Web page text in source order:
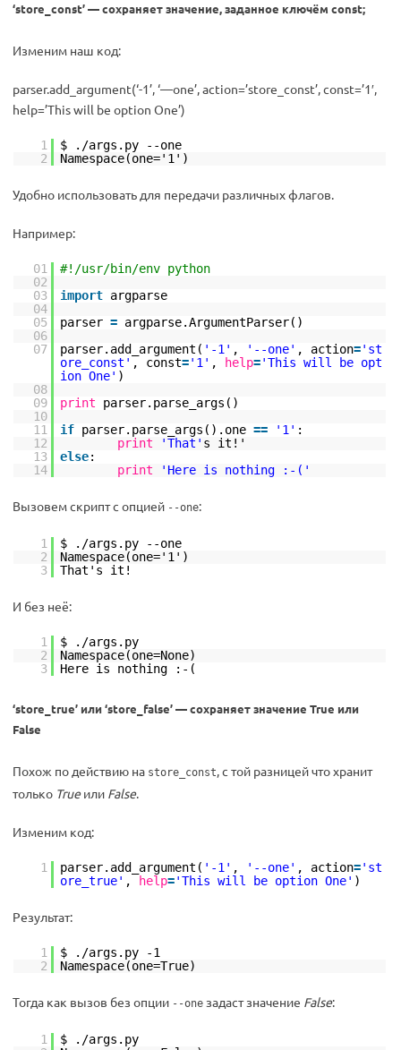
‘store_const’ — сохраняет значение, заданное ключём const;
Изменим наш код:
parser.add_argument(‘-1’, ‘—one’, action=’store_const’, const=’1′,
help=’This will be option One’)
1
$ ./args.py --one
2
Namespace(one='1')
Удобно использовать для передачи различных флагов.
Например:
01
#!/usr/bin/env python
02
03
import argparse
04
05
parser = argparse.ArgumentParser()
06
07
parser.add_argument( '-1' , '--one' , action='st
ore_const' , const='1' , help='This will be opt
ion One' )
08
09
print
parser.parse_args()
10
11
if parser.parse_args().one == '1' :
12
print 'That' s it!'
13
else:
14
print 'Here is nothing :-('
Вызовем скрипт с опцией --one:
1
$ ./args.py --one
2
Namespace(one='1')
3
That's it!
И без неё:
1
$ ./args.py
2
Namespace(one=None)
3
Here is nothing :-(
‘store_true’ или ‘store_false’ — сохраняет значение True или
False
Похож по действию на store_const, с той разницей что хранит
только Trueили False.
Изменим код:
1 parser.add_argument( '-1' , '--one' , action='st
ore_true' , help='This will be option One' )
Результат:
1
$ ./args.py -1
2
Namespace(one=True)
Тогда как вызов без опции --one задаст значение False:
1
$ ./args.py